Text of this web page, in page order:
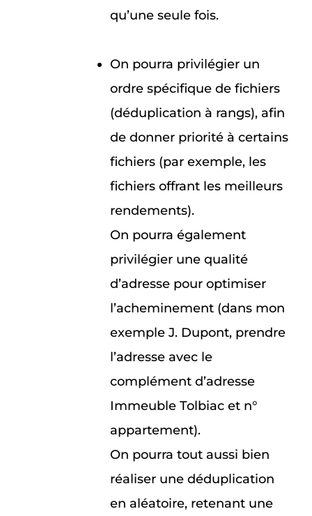
qu’une seule fois.
On pourra privilégier un
ordre spécifique de fichiers
(déduplication à rangs), afin
de donner priorité à certains
fichiers (par exemple, les
fichiers offrant les meilleurs
rendements).
On pourra également
privilégier une qualité
d’adresse pour optimiser
l’acheminement (dans mon
exemple J. Dupont, prendre
l’adresse avec le
complément d’adresse
Immeuble Tolbiac et n°
appartement).
On pourra tout aussi bien
réaliser une déduplication
en aléatoire, retenant une